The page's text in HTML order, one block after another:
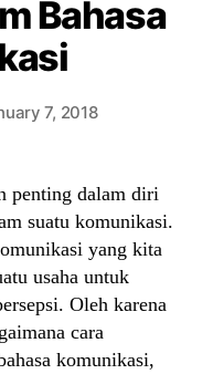
Bahasa
7, 2018
penting dalam diri
suatu komunikasi.
yang kita
usaha untuk
Oleh karena
cara
komunikasi,